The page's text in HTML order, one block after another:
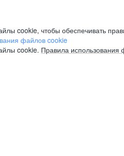
cookie, чтобы обеспечивать
файлов cookie
cookie. Правила использования